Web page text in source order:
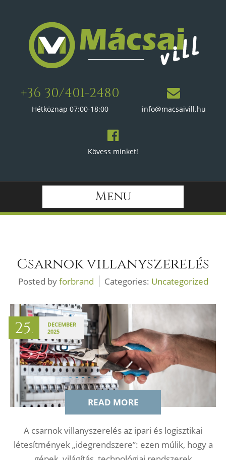
+36 30/401-2480
Hétköznap 07:00-18:00 info@macsaivill.hu
Kövess minket!
Menu
Csarnok villanyszerelés
Posted byforbrand Categories: Uncategorized
25 .
DECEMBER
2025
READ MORE
A csarnok villanyszerelés az ipari és logisztikai
létesítmények „idegrendszere”: ezen múlik, hogy a